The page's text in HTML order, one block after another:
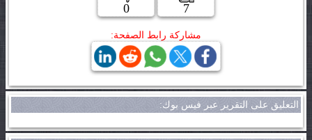
7
0
مشاركة رابط الصفحة:
التعليق على التقرير عبر فيس بوك: